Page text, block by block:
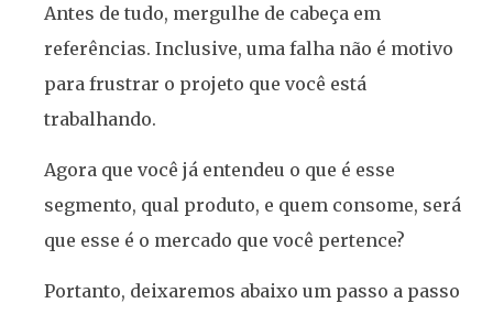
Antes de tudo, mergulhe de cabeça em
referências. Inclusive, uma falha não é motivo
para frustrar o projeto que você está
trabalhando.
Agora que você já entendeu o que é esse
segmento, qual produto, e quem consome, será
que esse é o mercado que você pertence?
Portanto, deixaremos abaixo um passo a passo